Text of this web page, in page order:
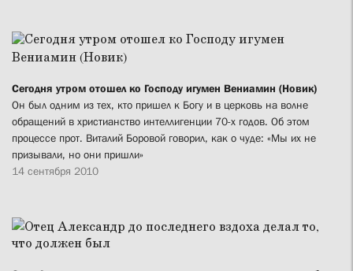
Сегодня утром отошел ко Господу игумен Вениамин (Новик)
Он был одним из тех, кто пришел к Богу и в церковь на волне
обращений в христианство интеллигенции 70-х годов. Об этом
процессе прот. Виталий Боровой говорил, как о чуде: «Мы их не
призывали, но они пришли»
14 сентября 2010